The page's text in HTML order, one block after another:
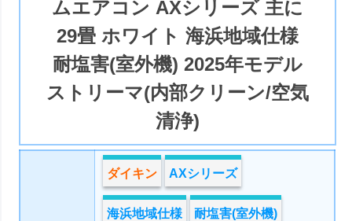
ムエアコン AXシリーズ 主に
29畳 ホワイト 海浜地域仕様
耐塩害(室外機) 2025年モデル
ストリーマ(内部クリーン/空気
清浄)
ダイキン AXシリーズ
海浜地域仕様 耐塩害(室外機)